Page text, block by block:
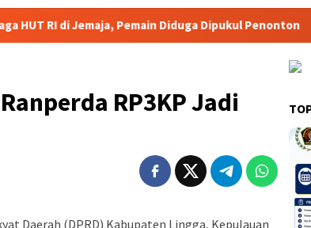
di Jemaja, Pemain Diduga Dipukul Penonton
RP3KP Jadi
Daerah (DPRD) Kabupaten Lingga, Kepulauan